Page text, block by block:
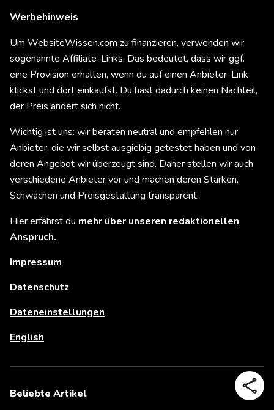
Werbehinweis
Um WebsiteWissen.com zu finanzieren, verwenden wir
sogenannte Affiliate-Links. Das bedeutet, dass wir ggf.
eine Provision erhalten, wenn du auf einen Anbieter-Link
klickst und dort einkaufst. Du hast dadurch keinen Nachteil,
der Preis ändert sich nicht.
Wichtig ist uns: wir beraten neutral und empfehlen nur
Anbieter, die wir selbst ausgiebig getestet haben und von
deren Angebot wir überzeugt sind. Daher stellen wir auch
verschiedene Anbieter vor und machen deren Stärken,
Schwächen und Preisgestaltung transparent.
Hier erfährst du mehr über unseren redaktionellen
Anspruch.
Impressum
Datenschutz
Dateneinstellungen
English
Beliebte Artikel